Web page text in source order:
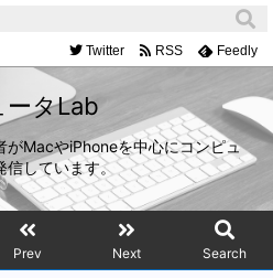
ータLab
がMacやiPhoneを中心にコンピュ
しています。
Prev Next Search
Twitter RSS Feedly